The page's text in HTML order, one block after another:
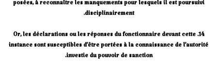
posées, à reconnaître les manquements pour lesquels il est poursuivi
disciplinairement.
14. Or, les déclarations ou les réponses du fonctionnaire devant cette
instance sont susceptibles d’être portées à la connaissance de l’autorité
investie du pouvoir de sanction.